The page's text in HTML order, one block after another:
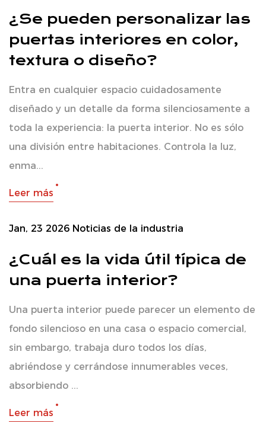
¿Se pueden personalizar las
puertas interiores en color,
textura o diseño?
Entra en cualquier espacio cuidadosamente
diseñado y un detalle da forma silenciosamente a
toda la experiencia: la puerta interior. No es sólo
una división entre habitaciones. Controla la luz,
enma...
Leer más
Jan, 23 2026 Noticias de la industria
¿Cuál es la vida útil típica de
una puerta interior?
Una puerta interior puede parecer un elemento de
fondo silencioso en una casa o espacio comercial,
sin embargo, trabaja duro todos los días,
abriéndose y cerrándose innumerables veces,
absorbiendo ...
Leer más